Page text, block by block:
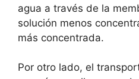
agua a través ‍de la
⁢solución menos
más concentrada.
Por otro lado, el⁢